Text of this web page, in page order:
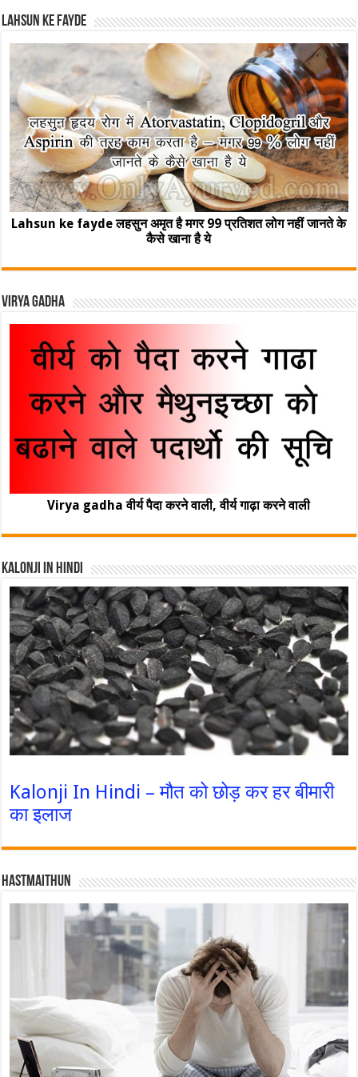
Lahsun ke fayde
Lahsun ke fayde लहसुन अमृत है मगर 99 प्रतिशत लोग नहीं जानते के
कैसे खाना है ये
Virya Gadha
Virya gadha वीर्य पैदा करने वाली, वीर्य गाढ़ा करने वाली
Kalonji In Hindi
Kalonji In Hindi – मौत को छोड़ कर हर बीमारी
का इलाज
Hastmaithun